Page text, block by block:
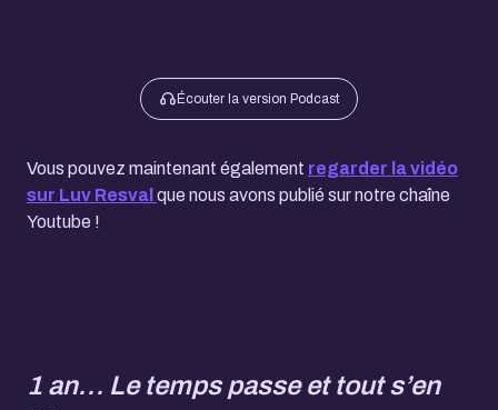
Écouter la version Podcast
Vous pouvez maintenant également regarder la vidéo
sur Luv Resval que nous avons publié sur notre chaîne
Youtube !
1 an… Le temps passe et tout s’en